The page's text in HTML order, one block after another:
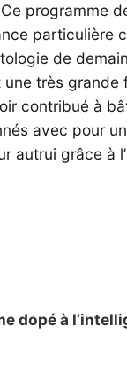
programme
particulière
de
une très grande
contribué à
avec pour
autrui grâce à
dopé à